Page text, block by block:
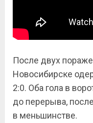
После двух
Новосибирске
2:0. Оба гола в
до перерыва,
в меньшинстве.